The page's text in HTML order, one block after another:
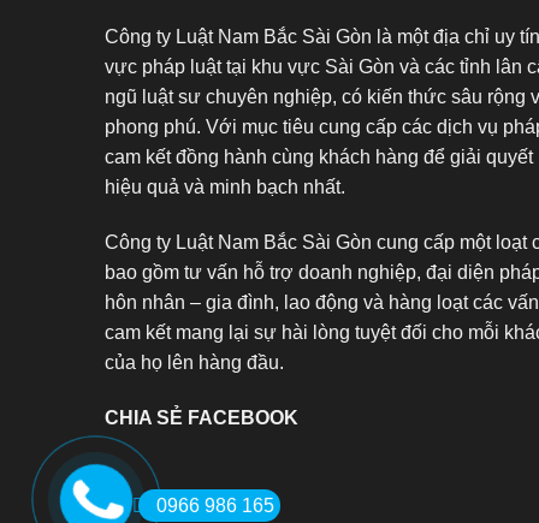
Công ty Luật Nam Bắc Sài Gòn là một địa chỉ uy
vực pháp luật tại khu vực Sài Gòn và các tỉnh lân
ngũ luật sư chuyên nghiệp, có kiến thức sâu rộng
phong phú. Với mục tiêu cung cấp các dịch vụ
cam kết đồng hành cùng khách hàng để giải
hiệu quả và minh bạch nhất.
Công ty Luật Nam Bắc Sài Gòn cung cấp một loạt
bao gồm tư vấn hỗ trợ doanh nghiệp, đại diện
hôn nhân – gia đình, lao động và hàng loạt các
cam kết mang lại sự hài lòng tuyệt đối cho mỗi
của họ lên hàng đầu.
CHIA SẺ FACEBOOK
0966 986 165